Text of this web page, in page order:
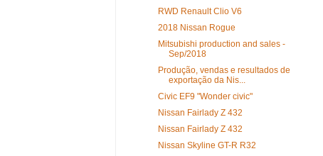
RWD Renault Clio V6
2018 Nissan Rogue
Mitsubishi production and sales -
Sep/2018
Produção, vendas e resultados de
exportação da Nis...
Civic EF9 "Wonder civic"
Nissan Fairlady Z 432
Nissan Fairlady Z 432
Nissan Skyline GT-R R32